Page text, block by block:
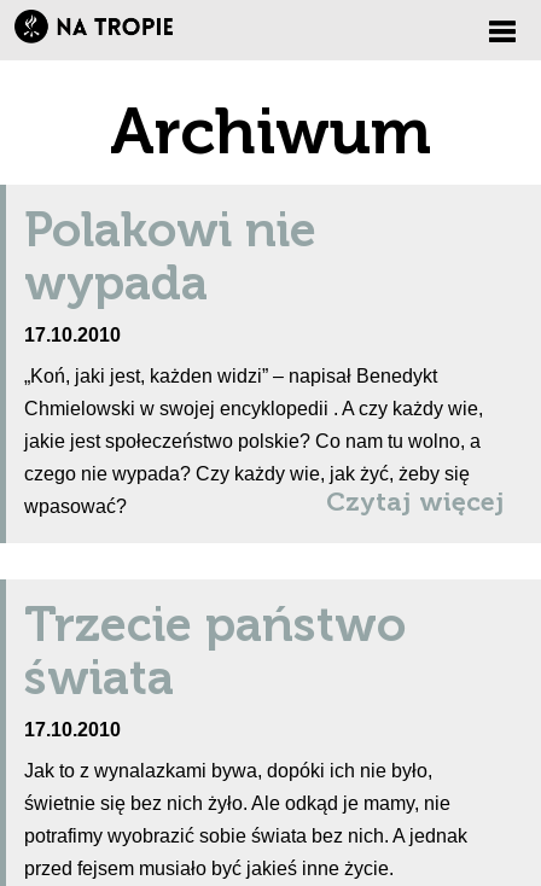
Archiwum
Polakowi nie
wypada
17.10.2010
„Koń, jaki jest, każden widzi” – napisał Benedykt
Chmielowski w swojej encyklopedii . A czy każdy wie,
jakie jest społeczeństwo polskie? Co nam tu wolno, a
czego nie wypada? Czy każdy wie, jak żyć, żeby się
wpasować?
Czytaj więcej
Trzecie państwo
świata
17.10.2010
Jak to z wynalazkami bywa, dopóki ich nie było,
świetnie się bez nich żyło. Ale odkąd je mamy, nie
potrafimy wyobrazić sobie świata bez nich. A jednak
przed fejsem musiało być jakieś inne życie.